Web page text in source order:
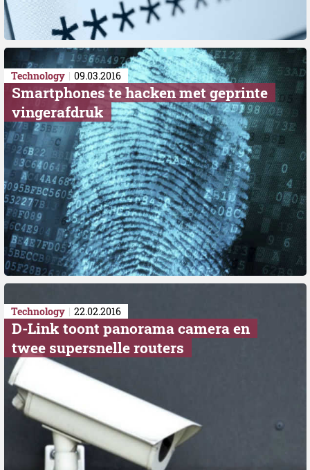
Technology 09.03.2016
Smartphones te hacken met geprinte
vingerafdruk
Technology 22.02.2016
D-Link toont panorama camera en
twee supersnelle routers